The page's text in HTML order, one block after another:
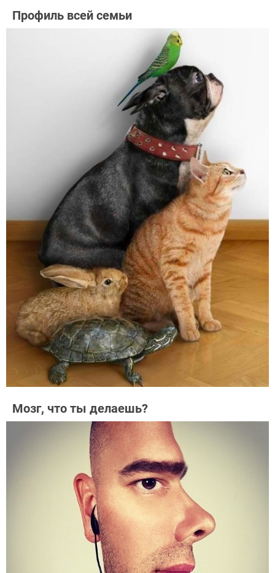
Профиль всей семьи
Мозг, что ты делаешь?